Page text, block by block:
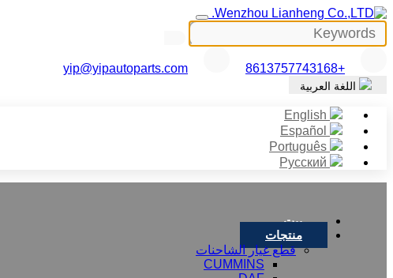
+8613757743168
yip@yipautoparts.com
اللغة العربية
بيت
منتجات
قطع غيار الشاحنات
CUMMINS